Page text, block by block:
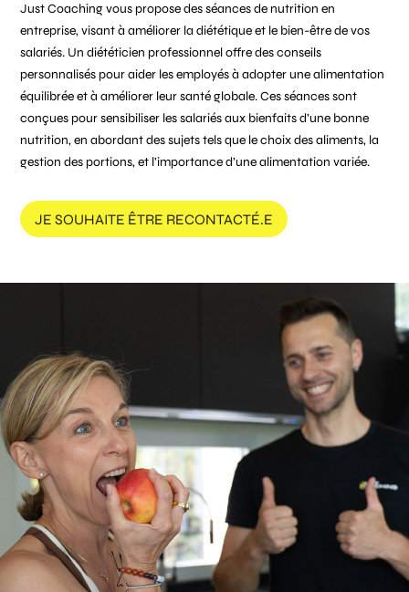
Just Coaching vous propose des séances de nutrition en
entreprise, visant à améliorer la diététique et le bien-être de vos
salariés. Un diététicien professionnel offre des conseils
personnalisés pour aider les employés à adopter une alimentation
équilibrée et à améliorer leur santé globale. Ces séances sont
conçues pour sensibiliser les salariés aux bienfaits d’une bonne
nutrition, en abordant des sujets tels que le choix des aliments, la
gestion des portions, et l’importance d’une alimentation variée.
JE SOUHAITE ÊTRE RECONTACTÉ.E